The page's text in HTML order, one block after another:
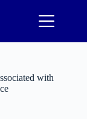
with